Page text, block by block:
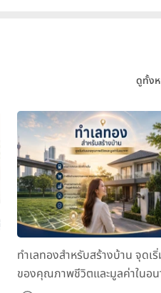
ดูทั้ง
ทำเลทองสำหรับสร้างบ้าน จุดเ
ของคุณภาพชีวิตและมูลค่าในอ